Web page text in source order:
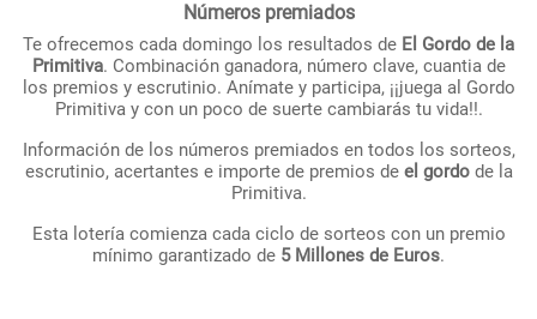
Números premiados
Te ofrecemos cada domingo los resultados de El Gordo de la
Primitiva. Combinación ganadora, número clave, cuantia de
los premios y escrutinio. Anímate y participa, ¡¡juega al Gordo
Primitiva y con un poco de suerte cambiarás tu vida!!.
Información de los números premiados en todos los sorteos,
escrutinio, acertantes e importe de premios de el gordode la
Primitiva.
Esta lotería comienza cada ciclo de sorteos con un premio
mínimo garantizado de 5 Millones de Euros.